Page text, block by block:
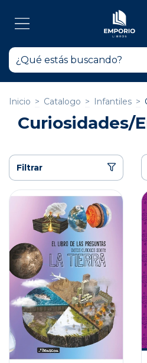
Inicio > Catalogo > Infantiles >
Curiosidades/
Filtrar